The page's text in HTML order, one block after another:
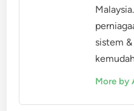
sistem
More by